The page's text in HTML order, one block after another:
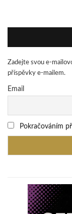
Zadejte svou e-
příspěvky e-mailem.
Email
Pokračováním